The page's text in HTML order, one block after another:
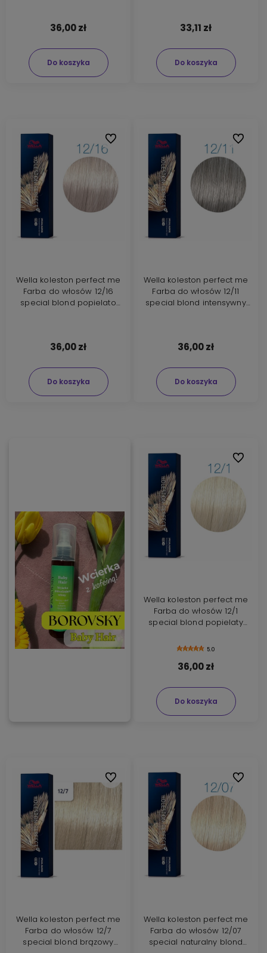
36,00 zł
Do koszyka
33,11 zł
Do koszyka
Wella koleston perfect me
Farba do włosów 12/16
special blond popielato
36,00 zł
Do koszyka
Do ulubionych
Wella koleston perfect me
Farba do włosów 12/11
special blond intensywny
36,00 zł
Do koszyka
Do
Wella koleston perfect me
Farba do włosów 12/1
special blond popielaty
5.0
36,00 zł
Do koszyka
Do
Wella koleston perfect me
Farba do włosów 12/7
special blond brązowy
Do ulubionych
Wella koleston perfect me
Farba do włosów 12/07
special naturalny blond
Do